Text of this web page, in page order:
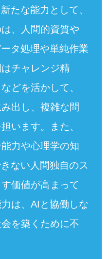
たな能力として、
、人間的資質や
タ処理や単純作業
チャレンジ精
どを活かして、
出し、複雑な問
います。また、
力や心理学の知
ない人間独自のス
価値が高まって
は、AIと協働しな
を築くために不